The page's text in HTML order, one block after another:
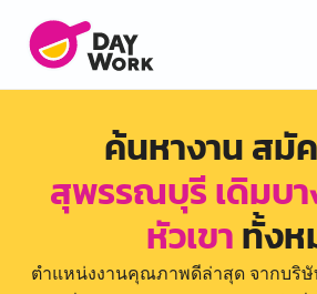
ค้นหางาน สมั
สุพรรณบุรี เดิมบ
หัวเขาทั้ง
ตำแหน่งงานคุณภาพดีล่าสุด จากบริ